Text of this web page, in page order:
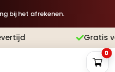
bij het afrekenen.
Achteraf betalen
0